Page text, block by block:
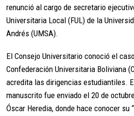
renunció al cargo de secretario
Universitaria Local (FUL) de la
Andrés (UMSA).
El Consejo Universitario conoció el
Confederación Universitaria Boliviana
acredita las dirigencias estudiantiles.
manuscrito fue enviado el 20 de
Óscar Heredia, donde hace conocer su